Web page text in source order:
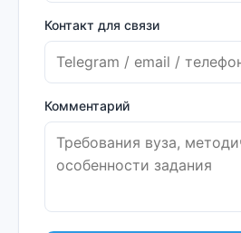
Контакт для связи
Комментарий